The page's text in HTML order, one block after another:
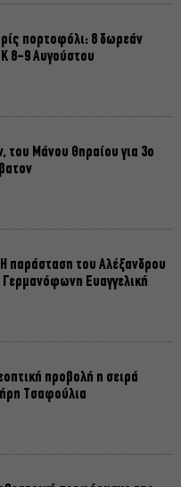
πορτοφόλι: 8 δωρεάν
8-9 Αυγούστου
του Μάνου Θηραίου για 3ο
παράσταση του Αλέξανδρου
Ευαγγελική
προβολή η σειρά
Τσαφούλια